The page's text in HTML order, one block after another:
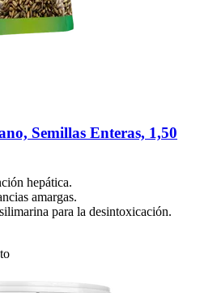
Semillas Enteras, 1,50
hepática.
amargas.
para la desintoxicación.